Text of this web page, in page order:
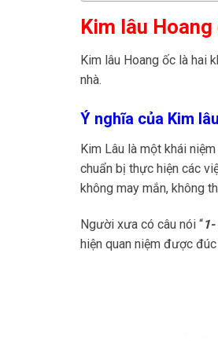
Kim lâu
Kim lâu Hoang ốc là hai
nhà.
Ý nghĩa của Kim lâu
Kim Lâu là một khái
chuẩn bị thực hiện các
không may mắn, không
Người xưa có câu nói “
hiện quan niệm được